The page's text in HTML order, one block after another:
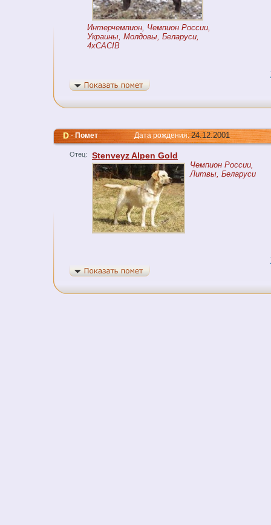
Интерчемпион, Чемпион России,
Украины, Молдовы, Беларуси,
4xCACIB
D-ПометДата рождения:24.12.2001
Отец: Stenveyz Alpen Gold
Чемпион России,
Литвы, Беларуси